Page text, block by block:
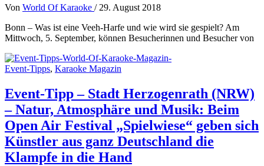
Von World Of Karaoke /29. August 2018
Bonn – Was ist eine Veeh-Harfe und wie wird sie gespielt? Am
Mittwoch, 5. September, können Besucherinnen und Besucher von
Event-Tipps, Karaoke Magazin
Event-Tipp – Stadt Herzogenrath (NRW)
– Natur, Atmosphäre und Musik: Beim
Open Air Festival „Spielwiese“ geben sich
Künstler aus ganz Deutschland die
Klampfe in die Hand